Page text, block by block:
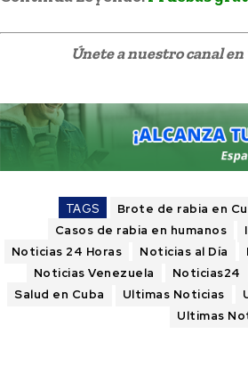
Únete a nuestro canal
TAGS Brote de rabia en
Casos de rabia en humanos
Noticias 24 Horas
Noticias al Día
Noticias Venezuela
Noticias24
Salud en Cuba
Ultimas Noticias
Ultimas